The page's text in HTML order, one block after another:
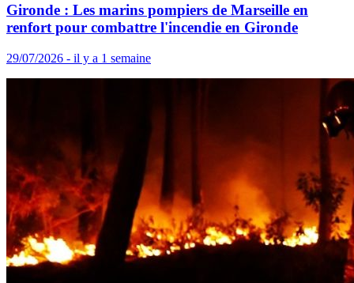
Gironde : Les marins pompiers de Marseille en
renfort pour combattre l'incendie en Gironde
29/07/2026 - il y a 1 semaine